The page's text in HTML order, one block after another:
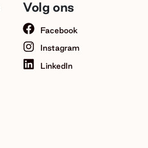
Volg ons
Facebook
Instagram
LinkedIn